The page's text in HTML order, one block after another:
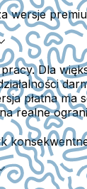
wersje
Dla
płatna ma
realne